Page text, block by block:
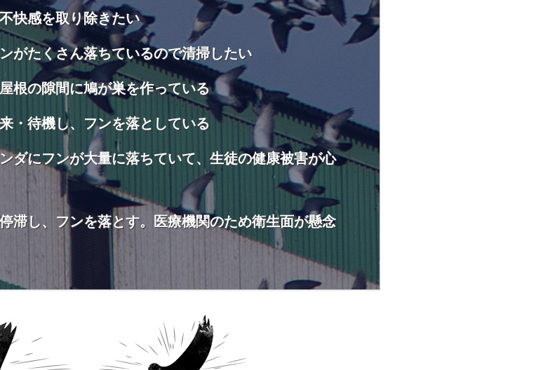
快感を取り除きたい
がたくさん落ちているので清掃したい
根の隙間に鳩が巣を作っている
・待機し、フンを落としている
ダにフンが大量に落ちていて、生徒の健康被害が心
滞し、フンを落とす。医療機関のため衛生面が懸念